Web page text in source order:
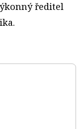
ředitel